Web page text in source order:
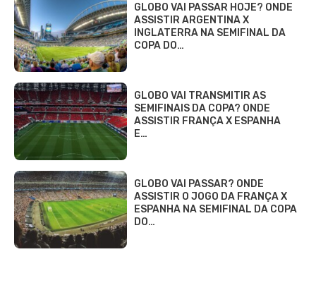
GLOBO VAI PASSAR HOJE? ONDE
ASSISTIR ARGENTINA X
INGLATERRA NA SEMIFINAL DA
COPA DO…
GLOBO VAI TRANSMITIR AS
SEMIFINAIS DA COPA? ONDE
ASSISTIR FRANÇA X ESPANHA
E…
GLOBO VAI PASSAR? ONDE
ASSISTIR O JOGO DA FRANÇA X
ESPANHA NA SEMIFINAL DA COPA
DO…